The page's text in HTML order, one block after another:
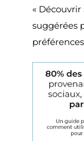
«
suggérées